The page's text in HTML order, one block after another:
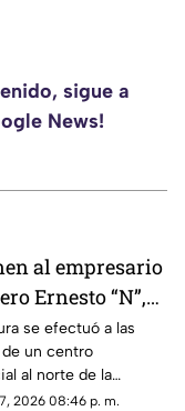
sigue a
News!
al empresario
Ernesto “N”,
Güino”, tras
de
en Torreón
se efectuó a las
un centro
al norte de la
habrían asegurado
2026 08:46 p. m.